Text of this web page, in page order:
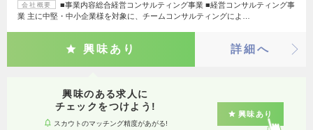
会社概要
■事業内容総合経営コンサルティング事業 ■経営コンサルティング事
業 主に中堅・中小企業様を対象に、チームコンサルティングによ…
興味あり 詳細へ
興味のある求人に
チェックをつけよう!
スカウトのマッチング精度があがる!
興味あり